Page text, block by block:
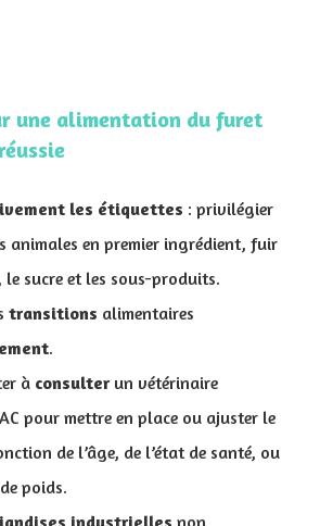
une ​alimentation du furet
les étiquettes : privilégier
animales en premier ingrédient, fuir
le sucre et les sous-produits.
transitions alimentaires
.
à consulterun vétérinaire
pour mettre en place ou ajuster le
de l’âge, de l’état de santé, ou
poids.
industrielles non